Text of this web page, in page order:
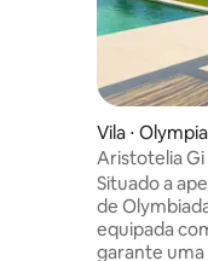
Vila ⋅
Aristotelia
Pool Retreat
Situado a
de
equipada
garante uma